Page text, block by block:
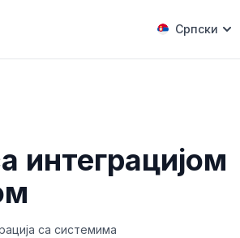
Српски
интеграцијом
са системима